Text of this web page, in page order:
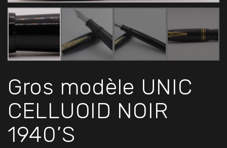
Gros modèle UNIC
CELLUOID NOIR
1940’S